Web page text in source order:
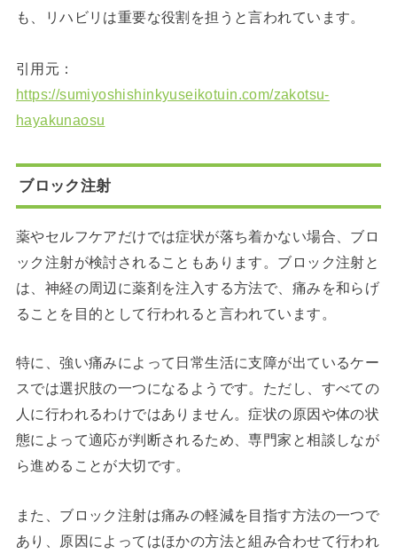
も、リハビリは重要な役割を担うと言われています。
引用元：
https://sumiyoshishinkyuseikotuin.com/zakotsu-
hayakunaosu
ブロック注射
薬やセルフケアだけでは症状が落ち着かない場合、ブロ
ック注射が検討されることもあります。ブロック注射と
は、神経の周辺に薬剤を注入する方法で、痛みを和らげ
ることを目的として行われると言われています。
特に、強い痛みによって日常生活に支障が出ているケー
スでは選択肢の一つになるようです。ただし、すべての
人に行われるわけではありません。症状の原因や体の状
態によって適応が判断されるため、専門家と相談しなが
ら進めることが大切です。
また、ブロック注射は痛みの軽減を目指す方法の一つで
あり、原因によってはほかの方法と組み合わせて行われ